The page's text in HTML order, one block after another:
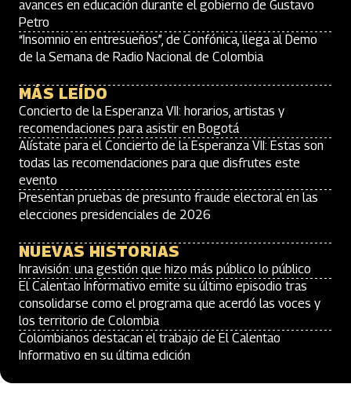
avances en educación durante el gobierno de Gustavo
Petro
“Insomnio en entresueños”, de Confónica, llega al Demo
de la Semana de Radio Nacional de Colombia
MÁS LEÍDO
Concierto de la Esperanza VII: horarios, artistas y
recomendaciones para asistir en Bogotá
Alístate para el Concierto de la Esperanza VII: Estas son
todas las recomendaciones para que disfrutes este
evento
Presentan pruebas de presunto fraude electoral en las
elecciones presidenciales de 2026
NUEVAS HISTORIAS
Inravisión: una gestión que hizo más público lo público
El Calentao Informativo emite su último episodio tras
consolidarse como el programa que acerdó las voces y
los territorio de Colombia
Colombianos destacan el trabajo de El Calentao
Informativo en su última edición